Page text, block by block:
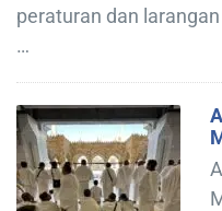
peraturan dan
…